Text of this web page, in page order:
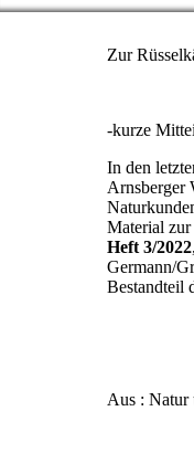
Zur
-kurze
In den
Arnsberger
Material
Heft 3/2022
Germann/
Bestandteil
Aus : Natur